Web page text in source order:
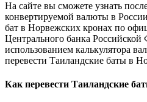
На сайте вы сможете узнать
конвертируемой валюты в
бат в Норвежских кронах по
Центрального банка
использованием калькулятора
перевести Таиландские баты в
Как перевести Таиландские